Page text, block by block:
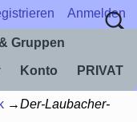
Anmelden
Gruppen
Konto PRIVAT
→Der-Laubacher-